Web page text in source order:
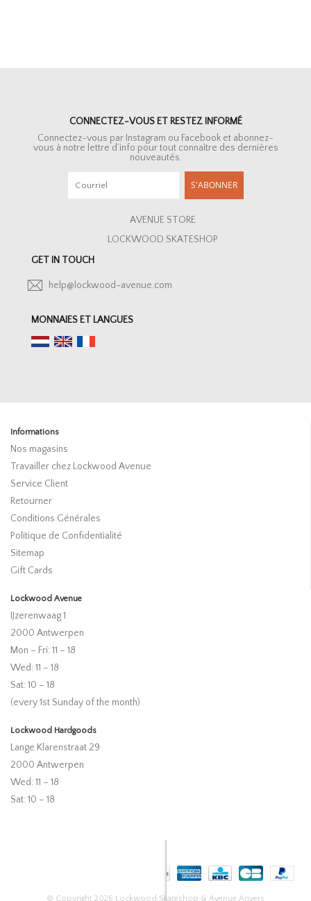
CONNECTEZ-VOUS ET RESTEZ INFORMÉ
Connectez-vous par Instagram ou Facebook et abonnez-
vous à notre lettre d’info pour tout connaître des dernières
nouveautés.
S'ABONNER
AVENUE STORE
LOCKWOOD SKATESHOP
GET IN TOUCH
help@lockwood-avenue.com
MONNAIES ET LANGUES
Informations
Nos magasins
Travailler chez Lockwood Avenue
Service Client
Retourner
Conditions Générales
Politique de Confidentialité
Sitemap
Gift Cards
Lockwood Avenue
IJzerenwaag 1
2000 Antwerpen
Mon – Fri: 11 – 18
Wed: 11 – 18
Sat: 10 – 18
(every 1st Sunday of the month)
Lockwood Hardgoods
Lange Klarenstraat 29
2000 Antwerpen
Wed: 11 – 18
Sat: 10 – 18
© Copyright 2026 Lockwood Skateshop & Avenue Anvers